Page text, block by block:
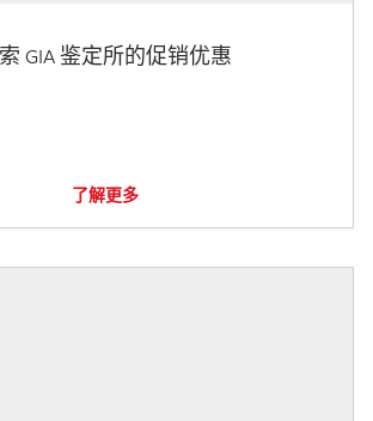
GIA 鉴定所的促销优惠
了解更多